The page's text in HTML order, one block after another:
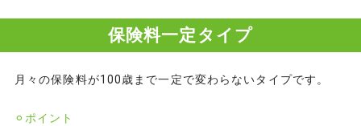
保険料一定タイプ
月々の保険料が100歳まで一定で変わらないタイプです。
⚪︎ポイント